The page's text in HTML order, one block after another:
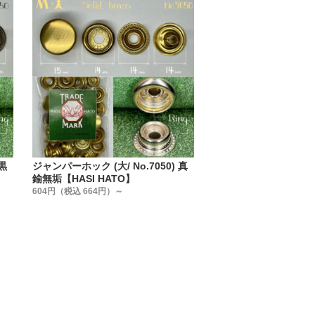
使う事が必須なんです。
。
記載が無い事です。
れたか】を知っています。
えて作りました。
る事。
ジャンパーホック (大/ No.7050) 真
鍮無垢【HASI HATO】
604円（税込 664円）～